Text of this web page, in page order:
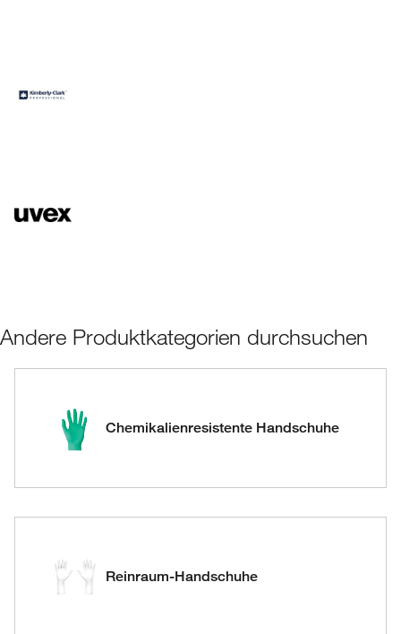
Andere Produktkategorien durchsuchen
Chemikalienresistente Handschuhe
Reinraum-Handschuhe